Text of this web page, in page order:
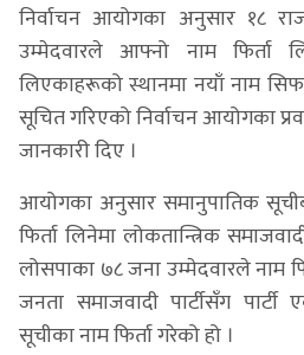
निर्वाचन आयोगका अनुसार १८
उम्मेदवारले आफ्नो नाम फिर्ता
लिएकाहरूको स्थानमा नयाँ नाम
सूचित गरिएको निर्वाचन आयोगका
जानकारी दिए ।
आयोगका अनुसार समानुपातिक
फिर्ता लिनेमा लोकतान्त्रिक
लोसपाका ७८ जना उम्मेदवारले नाम
जनता समाजवादी पार्टीसँग
सूचीका नाम फिर्ता गरेको हो ।